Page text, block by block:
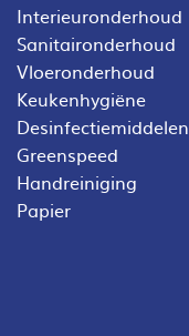
Interieuronderhoud
Sanitaironderhoud
Vloeronderhoud
Keukenhygiëne
Desinfectiemiddelen
Greenspeed
Handreiniging
Papier